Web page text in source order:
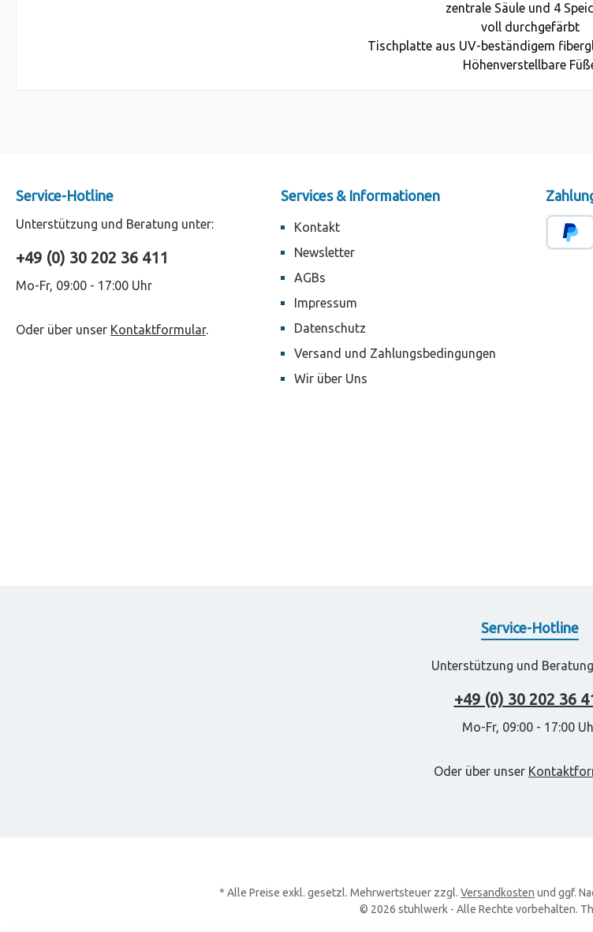
zentrale Säule und 4
voll durchgefärbt
Tischplatte aus UV-beständigem
Höhenverstellbare
Service-Hotline
Unterstützung und Beratung unter:
+49 (0) 30 202 36 411
Mo-Fr, 09:00 - 17:00 Uhr
Oder über unser Kontaktformular.
Services & Informationen
Kontakt
Newsletter
AGBs
Impressum
Datenschutz
Versand und Zahlungsbedingungen
Wir über Uns
Service-Hotline
Unterstützung und
+49 (0) 30 202 36
Mo-Fr, 09:00 - 17:00
Oder über unser
* Alle Preise exkl. gesetzl. Mehrwertsteuer zzgl. Versandkosten und ggf.
© 2026 stuhlwerk - Alle Rechte vorbehalten.